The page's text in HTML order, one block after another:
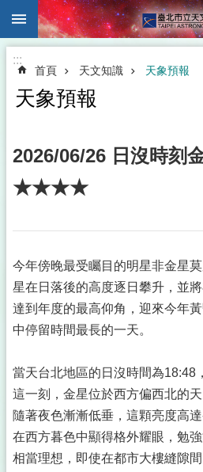
跳到主要內容區塊
:::
首頁 天文知識 天象預報
天象預報
2026/06/26 日沒時刻
★★★★
今年傍晚最受矚目的明星非金星
星在日落後的高度逐日攀升，並
達到年度的最高仰角，迎來今年
中停留時間最長的一天。
當天台北地區的日沒時間為18:48
這一刻，金星位於西方偏西北的
隨著夜色漸漸低垂，這顆亮度高
在西方暮色中顯得格外耀眼，勉
相當理想，即使在都市大樓縫隙